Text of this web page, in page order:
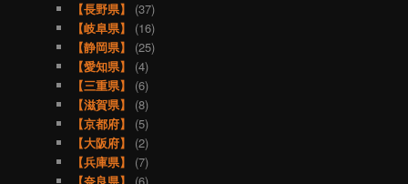
【長野県】
(37)
【岐阜県】
(16)
【静岡県】
(25)
【愛知県】
(4)
【三重県】
(6)
【滋賀県】
(8)
【京都府】
(5)
【大阪府】
(2)
【兵庫県】
(7)